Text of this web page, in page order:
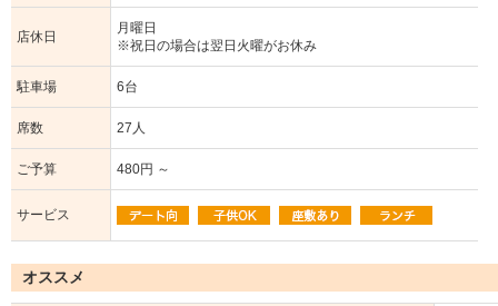
店休日
月曜日
※祝日の場合は翌日火曜がお休み
駐車場 6台
席数 27人
ご予算 480円 ～
サービス
オススメ